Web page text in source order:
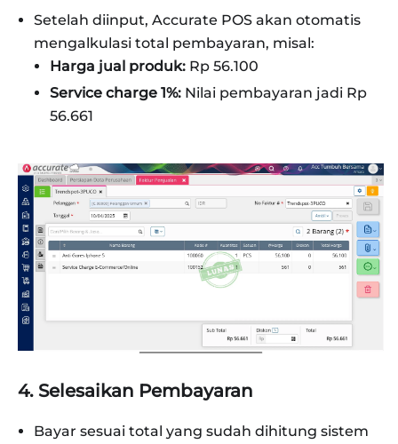
Setelah diinput, Accurate POS akan otomatis
mengalkulasi total pembayaran, misal:
Harga jual produk: Rp 56.100
Service charge 1%: Nilai pembayaran jadi Rp
56.661
4. Selesaikan Pembayaran
Bayar sesuai total yang sudah dihitung sistem